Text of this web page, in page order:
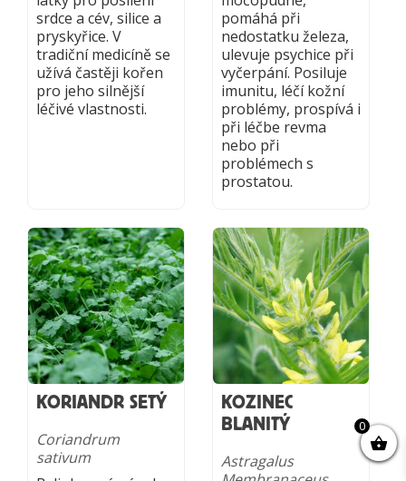
srdce a cév, silice a
pryskyřice. V
tradiční medicíně se
užívá častěji kořen
pro jeho silnější
léčivé vlastnosti.
pomáhá při
nedostatku železa,
ulevuje psychice při
vyčerpání. Posiluje
imunitu, léčí kožní
problémy, prospívá i
při léčbe revma
nebo při
problémech s
prostatou.
KORIANDR SETÝ
Coriandrum
sativum
KOZINEC
BLANITÝ
Astragalus
0